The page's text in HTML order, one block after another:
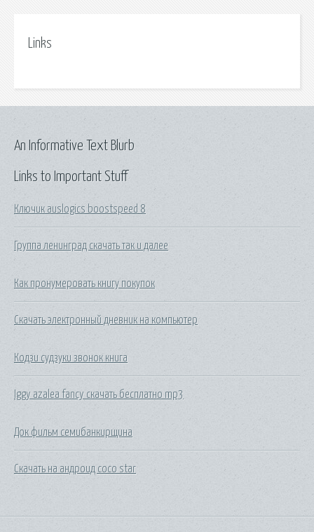
Links
Links to Important Stuff
Ключик auslogics boostspeed 8
Группа ленинград скачать так и далее
Как пронумеровать книгу покупок
Скачать электронный дневник на компьютер
Кодзи судзуки звонок книга
Iggy azalea fancy скачать бесплатно mp3
Док фильм семибанкирщина
Скачать на андроид coco star
An Informative Text Blurb